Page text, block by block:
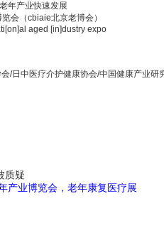
年产业快速发展
会（cbiaie北京老博会）
aged [in]dustry expo
/日中医疗介护健康协会/中国健康产业研
质疑
产业博览会，老年康复医疗展